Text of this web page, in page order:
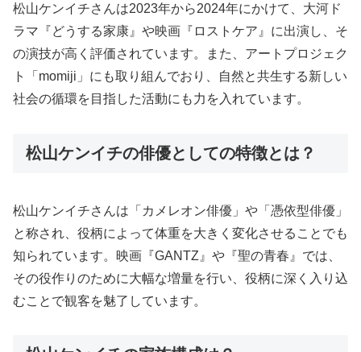
松山ケンイチさんは2023年から2024年にかけて、大河ド
ラマ『どうする家康』や映画『ロストケア』に出演し、そ
の演技が高く評価されています。また、アートプロジェク
ト「momiji」にも取り組んでおり、自然と共生する新しい
社会の循環を目指した活動にも力を入れています。
松山ケンイチの俳優としての特徴とは？
松山ケンイチさんは「カメレオン俳優」や「憑依型俳優」
と称され、役柄によって体重を大きく変化させることでも
知られています。映画『GANTZ』や『聖の青春』では、
その役作りのために大幅な増量を行い、役柄に深く入り込
むことで観客を魅了しています。